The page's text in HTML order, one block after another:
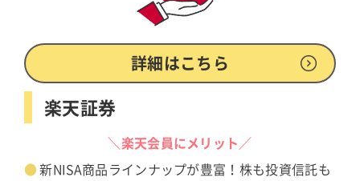
詳細はこちら
楽天証券
＼楽天会員にメリット／
新NISA商品ラインナップが豊富！株も投資信託も